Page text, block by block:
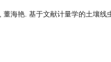
海艳. 基于文献计量学的土壤